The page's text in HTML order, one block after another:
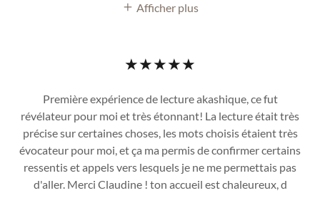
Afficher plus
★★★★★
Première expérience de lecture akashique, ce fut
révélateur pour moi et très étonnant! La lecture était très
précise sur certaines choses, les mots choisis étaient très
évocateur pour moi, et ça ma permis de confirmer certains
ressentis et appels vers lesquels je ne me permettais pas
d'aller. Merci Claudine ! ton accueil est chaleureux, d